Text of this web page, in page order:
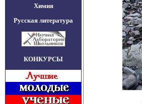
Химия
Русская литература
КОНКУРСЫ